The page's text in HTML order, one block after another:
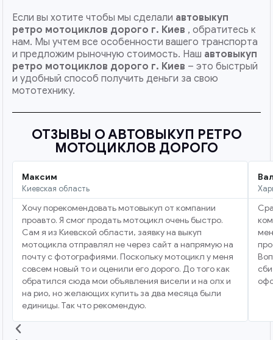
Если вы хотите чтобы мы сделали автовыкуп
ретро мотоциклов дорого г. Киев , обратитесь к
нам. Мы учтем все особенности вашего транспорта
и предложим рыночную стоимость. Наш автовыкуп
ретро мотоциклов дорого г. Киев – это быстрый
и удобный способ получить деньги за свою
мототехнику.
ОТЗЫВЫ О АВТОВЫКУП РЕТРО
МОТОЦИКЛОВ ДОРОГО
Максим
Киевская область
Хочу порекомендовать мотовыкуп от компании
проавто. Я смог продать мотоцикл очень быстро.
Сам я из Киевской области, заявку на выкуп
мотоцикла отправлял не через сайт а напрямую на
почту с фотографиями. Поскольку мотоцикл у меня
совсем новый то и оценили его дорого. До того как
обратился сюда мои объявления висели и на олх и
на рио, но желающих купить за два месяца были
единицы. Так что рекомендую.